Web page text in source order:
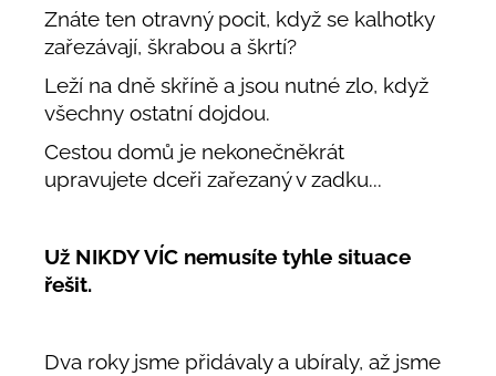
Znáte ten otravný pocit, když se kalhotky
zařezávají, škrabou a škrtí?
Leží na dně skříně a jsou nutné zlo, když
všechny ostatní dojdou.
Cestou domů je nekonečněkrát
upravujete dceři zařezaný v zadku...
Už NIKDY VÍC nemusíte tyhle situace
řešit.
Dva roky jsme přidávaly a ubíraly, až jsme